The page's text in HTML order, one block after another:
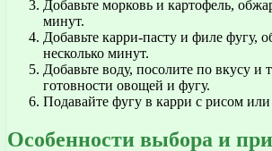
Добавьте морковь и картофель,
минут.
Добавьте карри-пасту и филе фугу,
несколько минут.
Добавьте воду, посолите по вкусу и
готовности овощей и фугу.
Подавайте фугу в карри с рисом
Особенности выбора и